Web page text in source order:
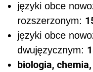
języki obce
rozszerzonym:
języki obce
dwujęzycznym:
biologia,